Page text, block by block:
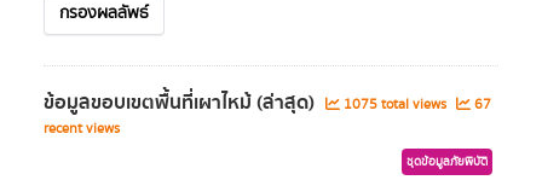
กรองผลลัพธ์
ข้อมูลขอบเขตพื้นที่เผาไหม้ (ล่าสุด) 1075 total views
67
recent views
ชุดข้อมูลภัยพิบัติ